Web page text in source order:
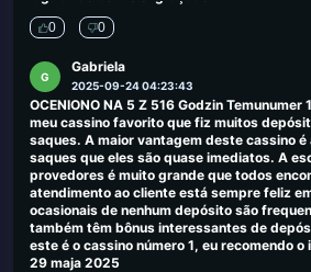
0 0
G
Gabriela
2025-09-24 04:23:43
OCENIONO NA 5 Z 516 Godzin Temunumer
meu cassino favorito que fiz muitos
saques. A maior vantagem deste cassino
saques que eles são quase imediatos. A
provedores é muito grande que todos
atendimento ao cliente está sempre feliz
ocasionais de nenhum depósito são
também têm bônus interessantes de
este é o cassino número 1, eu recomendo
29 maja 2025